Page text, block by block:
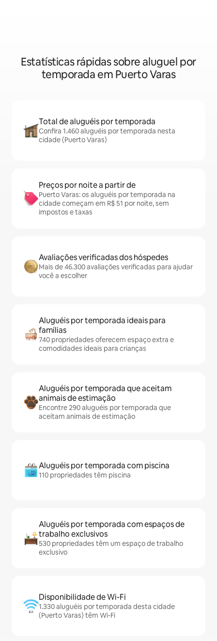
Estatísticas rápidas sobre aluguel por
temporada em Puerto Varas
Total de aluguéis por temporada
Confira 1.460 aluguéis por temporada nesta
cidade (Puerto Varas)
Preços por noite a partir de
Puerto Varas: os aluguéis por temporada na
cidade começam em R$ 51 por noite, sem
impostos e taxas
Avaliações verificadas dos hóspedes
Mais de 46.300 avaliações verificadas para ajudar
você a escolher
Aluguéis por temporada ideais para
famílias
740 propriedades oferecem espaço extra e
comodidades ideais para crianças
Aluguéis por temporada que aceitam
animais de estimação
Encontre 290 aluguéis por temporada que
aceitam animais de estimação
Aluguéis por temporada com piscina
110 propriedades têm piscina
Aluguéis por temporada com espaços de
trabalho exclusivos
530 propriedades têm um espaço de trabalho
exclusivo
Disponibilidade de Wi-Fi
1.330 aluguéis por temporada desta cidade
(Puerto Varas) têm Wi-Fi